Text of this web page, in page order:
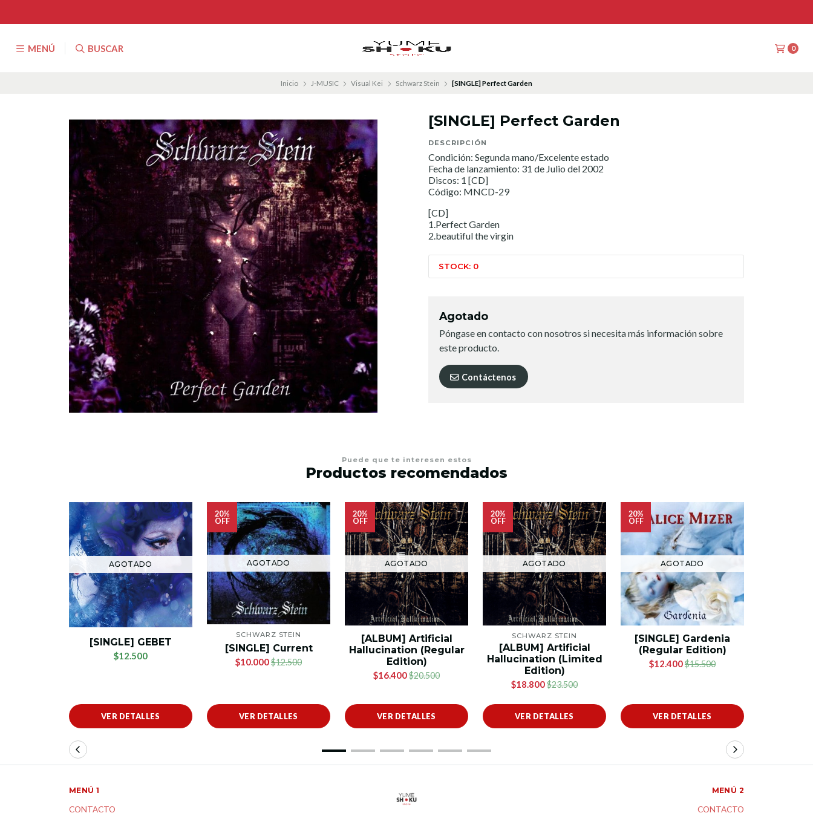
MENÚ BUSCAR 0
Inicio J-MUSIC Visual Kei Schwarz Stein [SINGLE] Perfect Garden
[SINGLE] Perfect Garden
DESCRIPCIÓN
Condición: Segunda mano/Excelente estado
Fecha de lanzamiento: 31 de Julio del 2002
Discos: 1 [CD]
Código: MNCD-29
[CD]
1.Perfect Garden
2.beautiful the virgin
STOCK: 0
Agotado
Póngase en contacto con nosotros si necesita más información sobre
este producto.
Contáctenos
Puede que te interesen estos
Productos recomendados
AGOTADO
[SINGLE] GEBET
$12.500
VER DETALLES
20%
OFF
AGOTADO
SCHWARZ STEIN
[SINGLE] Current
$10.000$12.500
VER DETALLES
20%
OFF
AGOTADO
[ALBUM] Artificial
Hallucination (Regular
Edition)
$16.400$20.500
VER DETALLES
20%
OFF
AGOTADO
SCHWARZ STEIN
[ALBUM] Artificial
Hallucination (Limited
Edition)
$18.800$23.500
VER DETALLES
20%
OFF
AGOTADO
[SINGLE] Gardenia
(Regular Edition)
$12.400$15.500
VER DETALLES
MENÚ 1
CONTACTO
MENÚ 2
CONTACTO